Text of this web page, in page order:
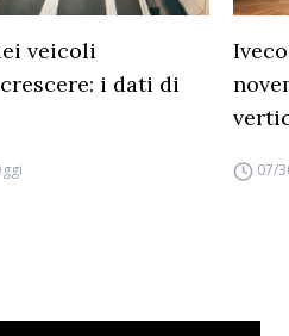
veicoli
i dati di
07/